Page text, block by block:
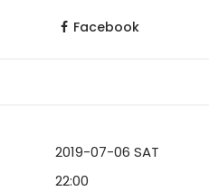
Facebook
2019-07-06 SAT
22:00